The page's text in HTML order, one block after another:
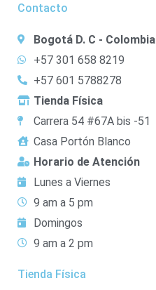
Contacto
Bogotá D. C - Colombia
+57 301 658 8219
+57 601 5788278
Tienda Física
Carrera 54 #67A bis -51
Casa Portón Blanco
Horario de Atención
Lunes a Viernes
9 am a 5 pm
Domingos
9 am a 2 pm
Tienda Física